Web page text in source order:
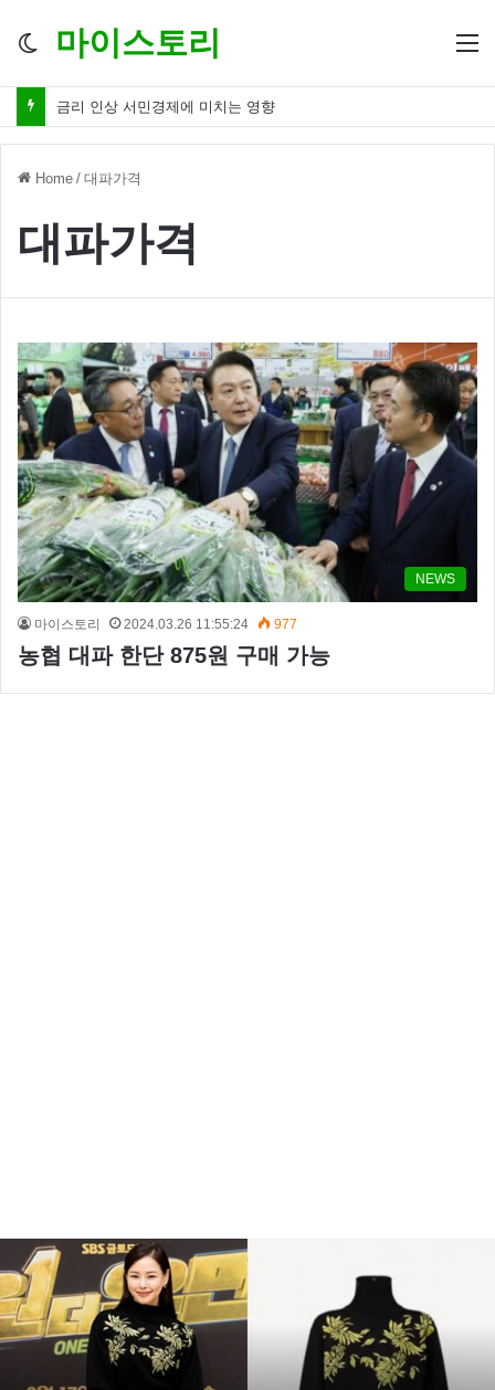
Switch
마이스토리
금리 인상 서민경제에 미치는 영향
Home / 대파가격
대파가격
NEWS
마이스토리 2024.03.26 11:55:24 977
농협 대파 한단 875원 구매 가능
하
늬
패
션